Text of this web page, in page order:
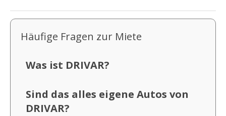
Häufige Fragen zur Miete
Was ist DRIVAR?
Sind das alles eigene Autos von
DRIVAR?